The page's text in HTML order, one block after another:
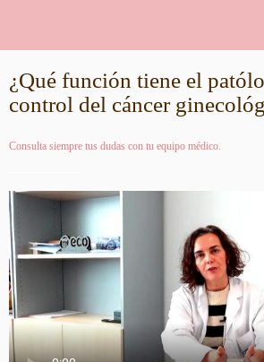
¿Qué función tiene el
control del cáncer
Consulta siempre tus dudas con tu equipo médico.